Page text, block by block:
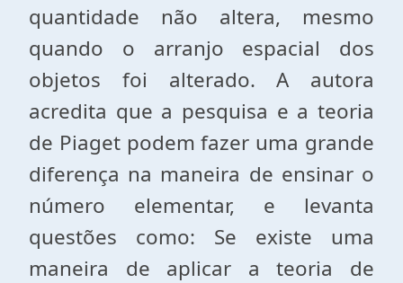
quantidade não altera, mesmo
quando o arranjo espacial dos
objetos foi alterado. A autora
acredita que a pesquisa e a teoria
de Piaget po­dem fazer uma grande
diferença na maneira de ensinar o
nú­mero elementar, e levanta
questões como: Se existe uma
maneira de aplicar a teoria de